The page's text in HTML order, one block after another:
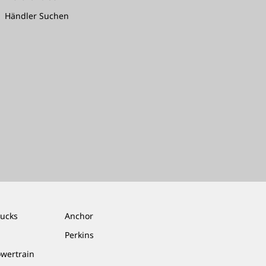
Händler Suchen
Anchor
Perkins